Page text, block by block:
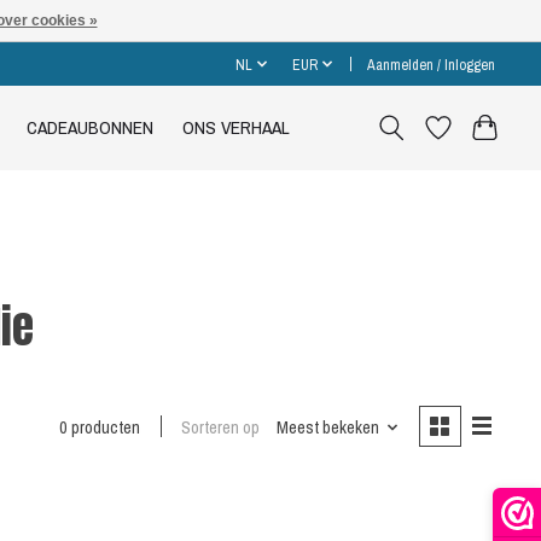
NL EUR Aanmelden / Inloggen
CADEAUBONNEN ONS VERHAAL
0 producten Sorteren op Meest bekeken
cookies »